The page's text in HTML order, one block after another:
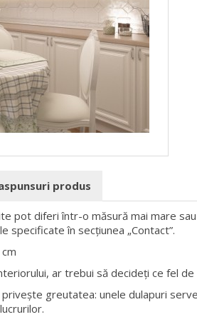
produs
pot diferi într-o măsură mai mare
specificate în secțiunea „Contact”.
ar trebui să decideți ce fel
greutatea: unele dulapuri